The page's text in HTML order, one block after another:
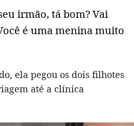
irmão, tá bom? Vai
é uma menina muito
ela pegou os dois filhotes
até a clínica